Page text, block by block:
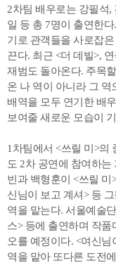
2차팀 배우로는 강필석,
일 등 총 7명이 출연한
기로 관객들을 사로잡
끈다. 최근 <더 데빌>,
재범도 돌아온다. 주목
온 나 역이 아니라 그 역
배역을 모두 연기한 배
보여줄 새로운 모습이
1차팀에서 <쓰릴 미>의
도 2차 공연에 참여하
빈과 백형훈이 <쓰릴 미
신님이 보고 계셔> 등
역을 맡는다. 서울예술
스> 등에 출연하며 작품
오를 예정이다. <여신
역을 맡아 또다른 도전